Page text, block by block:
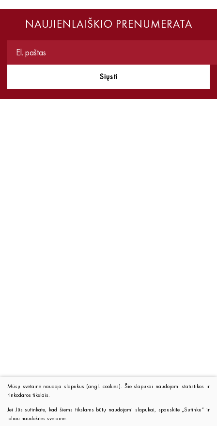
NAUJIENLAIŠKIO PRENUMERATA
Siųsti
Mūsų svetainė naudoja slapukus (angl. cookies). Šie slapukai naudojami statistikos ir
rinkodaros tikslais.
Jei Jūs sutinkate, kad šiems tikslams būtų naudojami slapukai, spauskite „Sutinku“ ir
toliau naudokitės svetaine.